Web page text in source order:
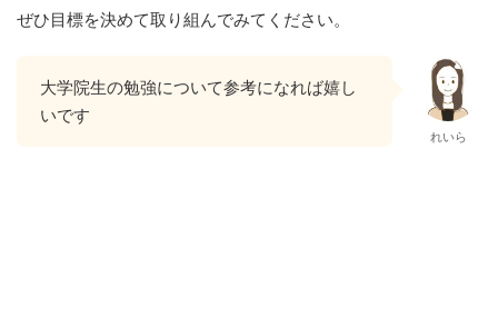
ぜひ目標を決めて取り組んでみてください。
大学院生の勉強について参考になれば嬉し
いです
れいら